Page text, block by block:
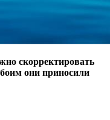
скорректировать
они приносили